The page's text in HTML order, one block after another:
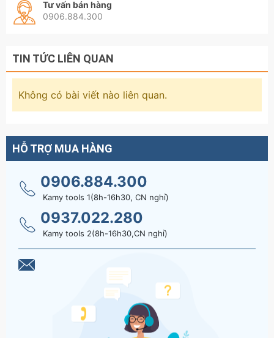
Tư vấn bán hàng
0906.884.300
TIN TỨC LIÊN QUAN
Không có bài viết nào liên quan.
HỖ TRỢ MUA HÀNG
0906.884.300
Kamy tools 1(8h-16h30, CN nghỉ)
0937.022.280
Kamy tools 2(8h-16h30,CN nghỉ)